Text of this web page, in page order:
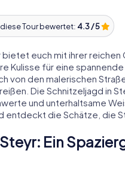
Tour bewertet: 4.3 / 5
euch mit ihrer
Kulisse für eine
von den malerischen
Die Schnitzeljagd in
und unterhaltsame
entdeckt die Schätze, die
Ein